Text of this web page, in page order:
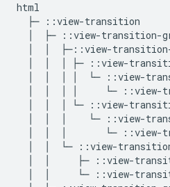
html
  ├─ ::view-transition
│  ├─ ::view-transition-
│  │  ├─::view-
│  │  │ ├─ ::view-
│  │  │ │  └─ ::view-
│  │  │ │     └─ ::view-
│  │  │ └─ ::view-
│  │  │    └─ ::view-
│  │  │       └─ ::view-
│  │  └─ ::view-
│  │     ├─ ::view-
│  │     └─ ::view-